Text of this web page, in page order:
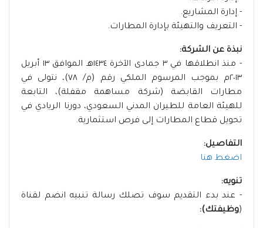
- إدارة المشاريع.
- التعريف والتهيئة بإدارة المطارات.
نبذة عن الشركة:
- منذ انطلاقها في ٣ جمادى الآخرة ١٤٣٤هـ الموافق ١٣ أبريل
٢٠١٣م بموجب المرسوم الملكي رقم (م/ ٧٨)، نتولى في
مطارات القابضة (شركة مساهمة مقفلة)، التابعة
للهيئة العامة للطيران المدني السعودي، دورنا الريادي في
تحويل قطاع المطارات إلى فرص استثمارية.
التفاصيل:
اضغط هنا
تنويه:
- عند بدء التقديم سوف تصلك رسالة تنبيه انضم لقناة
(وظيفتك):